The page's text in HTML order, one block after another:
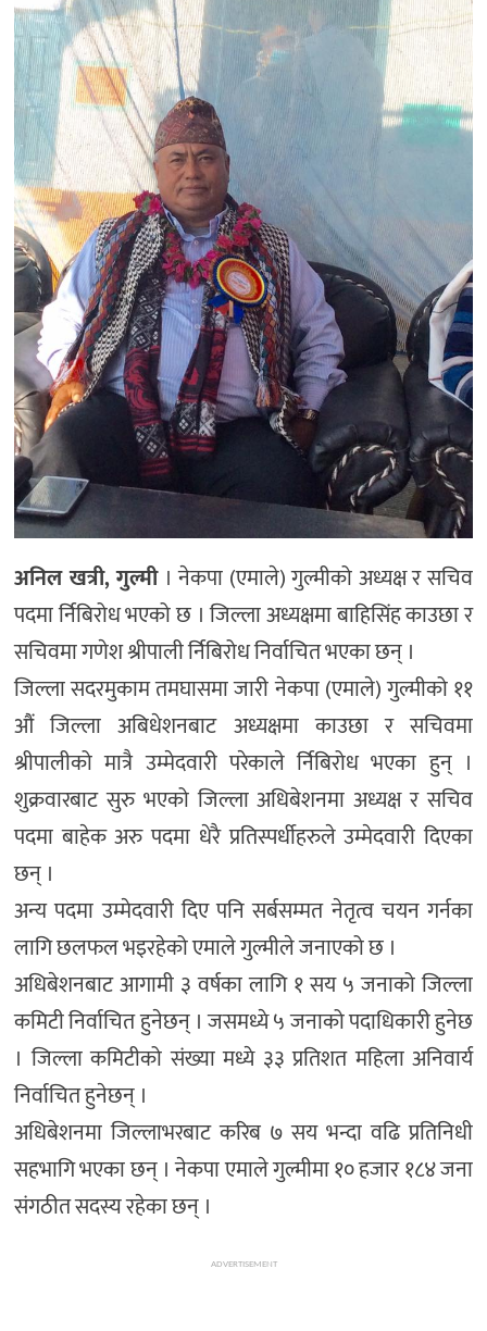
अनिल खत्री, गुल्मी। नेकपा (एमाले) गुल्मीको अध्यक्ष र सचिव
पदमा र्निबिरोध भएको छ । जिल्ला अध्यक्षमा बाहिसिंह काउछा र
सचिवमा गणेश श्रीपाली र्निबिरोध निर्वाचित भएका छन् ।
जिल्ला सदरमुकाम तमघासमा जारी नेकपा (एमाले) गुल्मीको ११
औं जिल्ला अबिधेशनबाट अध्यक्षमा काउछा र सचिवमा
श्रीपालीको मात्रै उम्मेदवारी परेकाले र्निबिरोध भएका हुन् ।
शुक्रवारबाट सुरु भएको जिल्ला अधिबेशनमा अध्यक्ष र सचिव
पदमा बाहेक अरु पदमा धेरै प्रतिस्पर्धीहरुले उम्मेदवारी दिएका
छन् ।
अन्य पदमा उम्मेदवारी दिए पनि सर्बसम्मत नेतृत्व चयन गर्नका
लागि छलफल भइरहेको एमाले गुल्मीले जनाएको छ ।
अधिबेशनबाट आगामी ३ वर्षका लागि १ सय ५ जनाको जिल्ला
कमिटी निर्वाचित हुनेछन् । जसमध्ये ५ जनाको पदाधिकारी हुनेछ
। जिल्ला कमिटीको संख्या मध्ये ३३ प्रतिशत महिला अनिवार्य
निर्वाचित हुनेछन् ।
अधिबेशनमा जिल्लाभरबाट करिब ७ सय भन्दा वढि प्रतिनिधी
सहभागि भएका छन् । नेकपा एमाले गुल्मीमा १० हजार १८४ जना
संगठीत सदस्य रहेका छन् ।
ADVERTISEMENT